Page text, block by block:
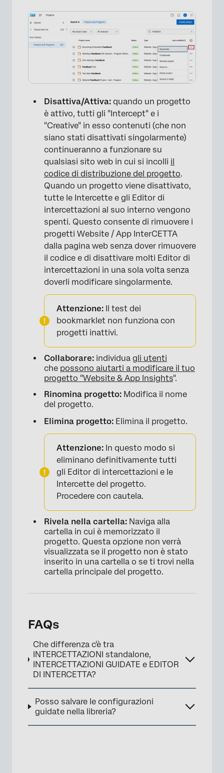
×
Disattiva/Attiva: quando un progetto
è attivo, tutti gli "Intercept" e i
"Creative" in esso contenuti (che non
siano stati disattivati singolarmente)
continueranno a funzionare su
qualsiasi sito web in cui si incolli il
codice di distribuzione del progetto.
Quando un progetto viene disattivato,
tutte le Intercette e gli Editor di
intercettazioni al suo interno vengono
spenti. Questo consente di rimuovere i
progetti Website / App InterCETTA
dalla pagina web senza dover rimuovere
il codice e di disattivare molti Editor di
intercettazioni in una sola volta senza
doverli modificare singolarmente.
Attenzione: Il test dei
bookmarklet non funziona con
progetti inattivi.
Collaborare: individua gli utenti
che possono aiutarti a modificare il tuo
progetto "Website & App Insights".
Rinomina progetto: Modifica il nome
del progetto.
Elimina progetto: Elimina il progetto.
Attenzione: In questo modo si
eliminano definitivamente tutti
gli Editor di intercettazioni e le
Intercette del progetto.
Procedere con cautela.
Rivela nella cartella: Naviga alla
cartella in cui è memorizzato il
progetto. Questa opzione non verrà
visualizzata se il progetto non è stato
inserito in una cartella o se ti trovi nella
cartella principale del progetto.
FAQs
Che differenza c'è tra
INTERCETTAZIONI standalone,
INTERCETTAZIONI GUIDATE e EDITOR
DI INTERCETTA?
Posso salvare le configurazioni
guidate nella libreria?